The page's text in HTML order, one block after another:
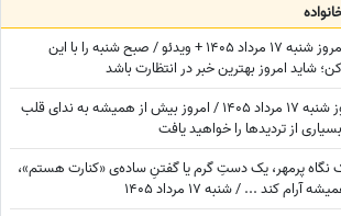
شکرگزاری صبحگاهی امروز شنبه 17 مرداد 1405 + ویدئو / صبح شنبه را با این
شاید امروز بهترین خبر در انتظارت باشد
تعبیر خواب روزانه امروز شنبه 17 مرداد 1405 / امروز بیش از همیشه به ندای قلب
از تردیدها را خواهید یافت
نگاه پرمهر، یک دستِ گرم یا گفتنِ ساده‌ی «کنارت هستم»،
کند ... / شنبه 17 مرداد 1405